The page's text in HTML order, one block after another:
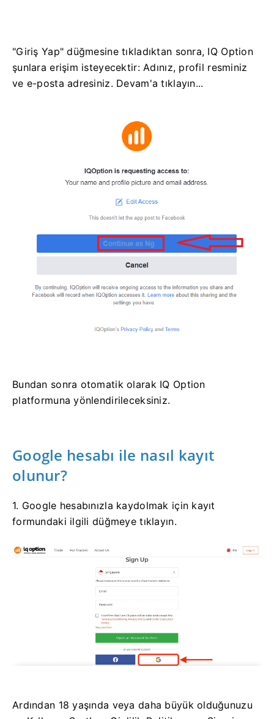
"Giriş Yap" düğmesine tıkladıktan sonra, IQ Option
şunlara erişim isteyecektir: Adınız, profil resminiz
ve e-posta adresiniz. Devam'a tıklayın...
Bundan sonra otomatik olarak IQ Option
platformuna yönlendirileceksiniz.
Google hesabı ile nasıl kayıt
olunur?
1. Google hesabınızla kaydolmak için kayıt
formundaki ilgili düğmeye tıklayın.
Ardından 18 yaşında veya daha büyük olduğunuzu